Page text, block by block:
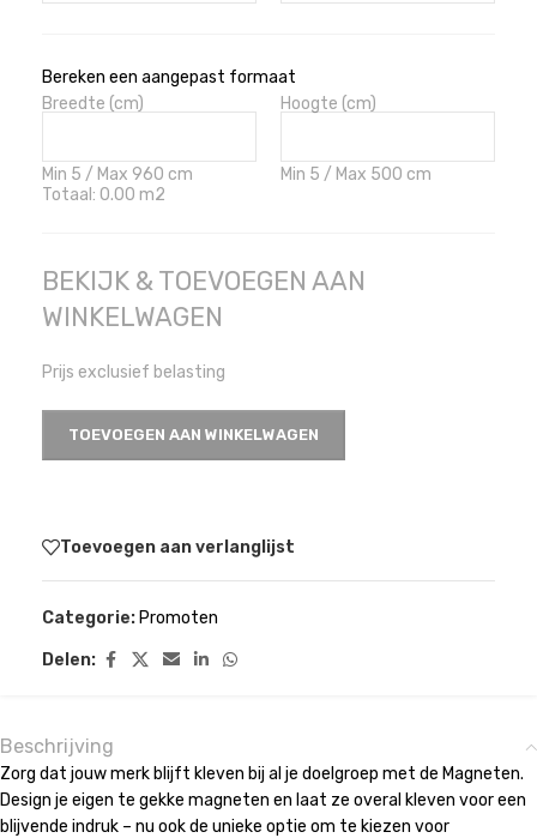
Bereken een aangepast formaat
Breedte (cm)
Min 5 / Max 960 cm
Hoogte (cm)
Min 5 / Max 500 cm
Totaal: 0.00 m2
BEKIJK & TOEVOEGEN AAN
WINKELWAGEN
Prijs exclusief belasting
TOEVOEGEN AAN WINKELWAGEN
Toevoegen aan verlanglijst
Categorie: Promoten
Delen:
Beschrijving
Zorg dat jouw merk blijft kleven bij al je doelgroep met de Magneten.
Design je eigen te gekke magneten en laat ze overal kleven voor een
blijvende indruk – nu ook de unieke optie om te kiezen voor